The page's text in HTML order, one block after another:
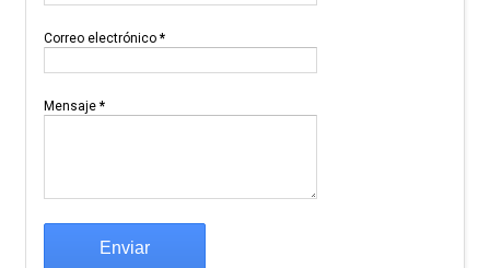
Correo electrónico *
Mensaje *